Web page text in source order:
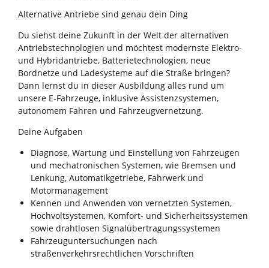
Alternative Antriebe sind genau dein Ding
Du siehst deine Zukunft in der Welt der alternativen
Antriebstechnologien und möchtest modernste Elektro-
und Hybridantriebe, Batterietechnologien, neue
Bordnetze und Ladesysteme auf die Straße bringen?
Dann lernst du in dieser Ausbildung alles rund um
unsere E-Fahrzeuge, inklusive Assistenzsystemen,
autonomem Fahren und Fahrzeugvernetzung.
Deine Aufgaben
Diagnose, Wartung und Einstellung von Fahrzeugen
und mechatronischen Systemen, wie Bremsen und
Lenkung, Automatikgetriebe, Fahrwerk und
Motormanagement
Kennen und Anwenden von vernetzten Systemen,
Hochvoltsystemen, Komfort- und Sicherheitssystemen
sowie drahtlosen Signalübertragungssystemen
Fahrzeuguntersuchungen nach
straßenverkehrsrechtlichen Vorschriften